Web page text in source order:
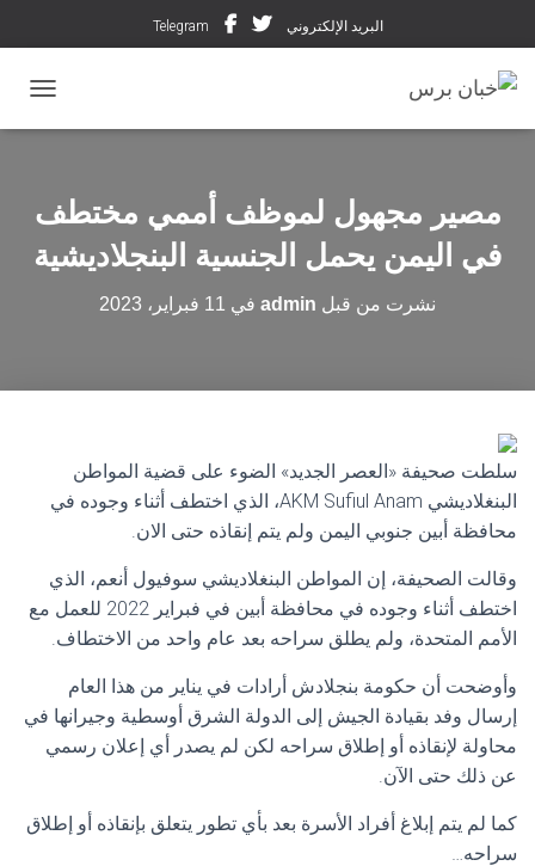
البريد الإلكتروني Telegram
مصير مجهول لموظف أممي مختطف
في اليمن يحمل الجنسية البنجلاديشية
نشرت من قبل admin في 11 فبراير، 2023
سلطت صحيفة «العصر الجديد» الضوء على قضية المواطن
البنغلاديشي AKM Sufiul Anam، الذي اختطف أثناء وجوده في
محافظة أبين جنوبي اليمن ولم يتم إنقاذه حتى الان.
وقالت الصحيفة، إن المواطن البنغلاديشي سوفيول أنعم، الذي
اختطف أثناء وجوده في محافظة أبين في فبراير 2022 للعمل مع
الأمم المتحدة، ولم يطلق سراحه بعد عام واحد من الاختطاف.
وأوضحت أن حكومة بنجلادش أرادات في يناير من هذا العام
إرسال وفد بقيادة الجيش إلى الدولة الشرق أوسطية وجيرانها في
محاولة لإنقاذه أو إطلاق سراحه لكن لم يصدر أي إعلان رسمي
عن ذلك حتى الآن.
كما لم يتم إبلاغ أفراد الأسرة بعد بأي تطور يتعلق بإنقاذه أو إطلاق
سراحه…